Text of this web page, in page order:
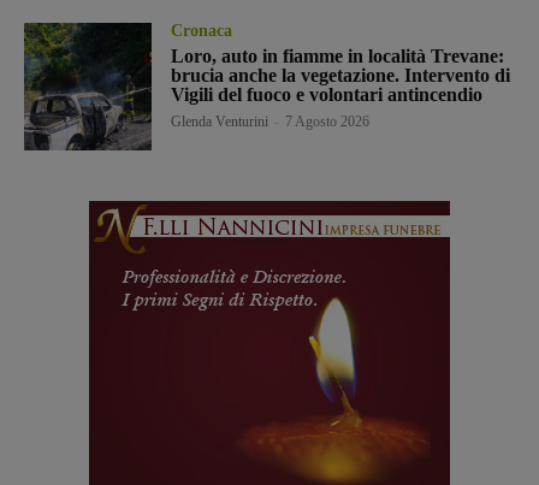
Cronaca
Loro, auto in fiamme in località Trevane:
brucia anche la vegetazione. Intervento di
Vigili del fuoco e volontari antincendio
Glenda Venturini 7 Agosto 2026